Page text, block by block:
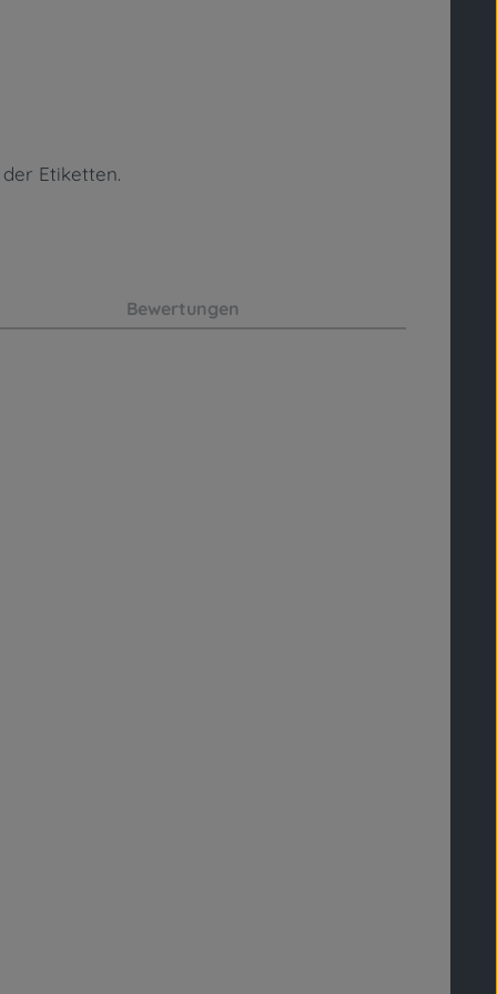
der Etiketten.
Bewertungen